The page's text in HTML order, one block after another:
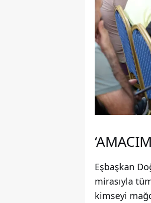
Eşbaşkan
mirasıyla
kimseyi